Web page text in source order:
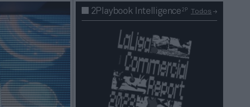
2Playbook Intelligence2P Todos